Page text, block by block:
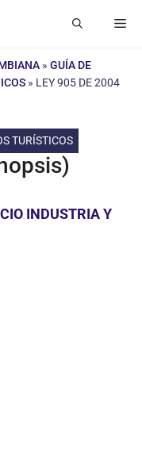
» GUÍA DE
» LEY 905 DE 2004
TURÍSTICOS
INDUSTRIA Y